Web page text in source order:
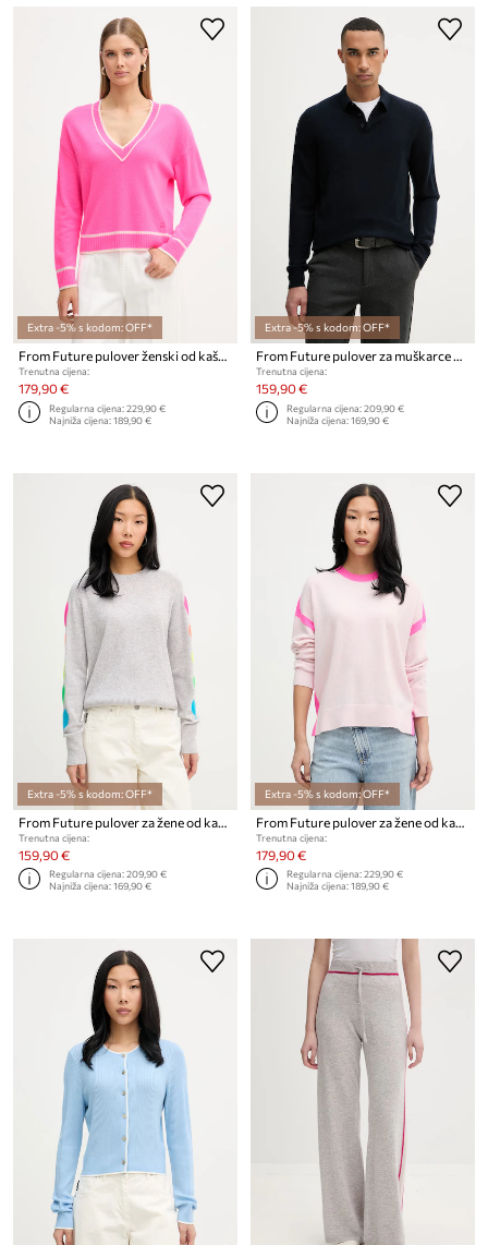
Extra -5% s kodom: OFF*
From Future pulover ženski od kašmira
Trenutna cijena:
179,90 €
Regularna cijena:229,90 €
Najniža cijena:189,90 €
Extra -5% s kodom: OFF*
From Future pulover za muškarce od kašmira
Trenutna cijena:
159,90 €
Regularna cijena:209,90 €
Najniža cijena:169,90 €
Extra -5% s kodom: OFF*
Trenutna cijena:
159,90 €
Regularna cijena:209,90 €
Najniža cijena:169,90 €
Extra -5% s kodom: OFF*
Trenutna cijena:
179,90 €
Regularna cijena:229,90 €
Najniža cijena:189,90 €